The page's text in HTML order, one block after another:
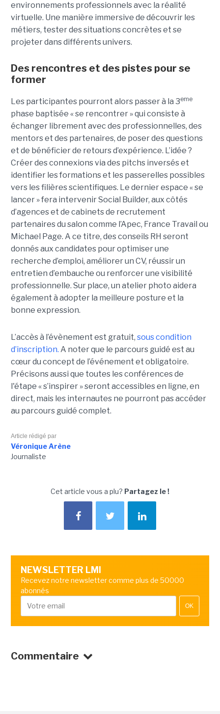
environnements professionnels avec la réalité
virtuelle. Une manière immersive de découvrir les
métiers, tester des situations concrètes et se
projeter dans différents univers.
Des rencontres et des pistes pour se
former
Les participantes pourront alors passer à la 3eme
phase baptisée « se rencontrer » qui consiste à
échanger librement avec des professionnelles, des
mentors et des partenaires, de poser des questions
et de bénéficier de retours d’expérience. L’idée ?
Créer des connexions via des pitchs inversés et
identifier les formations et les passerelles possibles
vers les filières scientifiques. Le dernier espace « se
lancer » fera intervenir Social Builder, aux côtés
d’agences et de cabinets de recrutement
partenaires du salon comme l’Apec, France Travail ou
Michael Page. A ce titre, des conseils RH seront
donnés aux candidates pour optimiser une
recherche d’emploi, améliorer un CV, réussir un
entretien d’embauche ou renforcer une visibilité
professionnelle. Sur place, un atelier photo aidera
également à adopter la meilleure posture et la
bonne expression.
L’accès à l’évènement est gratuit, sous condition
d’inscription. A noter que le parcours guidé est au
cœur du concept de l’événement et obligatoire.
Précisons aussi que toutes les conférences de
l'étape « s’inspirer » seront accessibles en ligne, en
direct, mais les internautes ne pourront pas accéder
au parcours guidé complet.
Article rédigé par
Véronique Arène
Journaliste
Cet article vous a plu? Partagez le !
NEWSLETTER LMI
Recevez notre newsletter comme plus de 50000
abonnés
OK
Commentaire